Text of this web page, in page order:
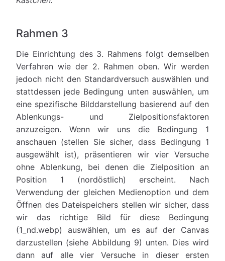
Rahmen 3
Die Einrichtung des 3. Rahmens folgt demselben
Verfahren wie der 2. Rahmen oben. Wir werden
jedoch nicht den Standardversuch auswählen und
stattdessen jede Bedingung unten auswählen, um
eine spezifische Bilddarstellung basierend auf den
Ablenkungs- und Zielpositionsfaktoren
anzuzeigen. Wenn wir uns die Bedingung 1
anschauen (stellen Sie sicher, dass Bedingung 1
ausgewählt ist), präsentieren wir vier Versuche
ohne Ablenkung, bei denen die Zielposition an
Position 1 (nordöstlich) erscheint. Nach
Verwendung der gleichen Medienoption und dem
Öffnen des Dateispeichers stellen wir sicher, dass
wir das richtige Bild für diese Bedingung
(1_nd.webp) auswählen, um es auf der Canvas
darzustellen (siehe Abbildung 9) unten. Dies wird
dann auf alle vier Versuche in dieser ersten